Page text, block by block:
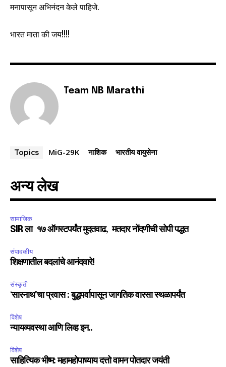
मनापासून अभिनंदन केले पाहिजे.
भारत माता की जय!!!!
Team NB Marathi
Topics MiG-29K नाशिक भारतीय वायुसेना
अन्य लेख
सामाजिक
SIR ला १७ ऑगस्टपर्यंत मुदतवाढ, मतदार नोंदणीची सोपी पद्धत
संपादकीय
शिक्षणातील बदलांचे आनंदवारे!
संस्कृती
‘सारनाथ’चा प्रवास : बुद्धपर्वापासून जागतिक वारसा स्थळापर्यंत
विशेष
न्यायव्यवस्था आणि लिव्ह इन..
विशेष
साहित्यिक भीष्म: महामहोपाध्याय दत्तो वामन पोतदार जयंती